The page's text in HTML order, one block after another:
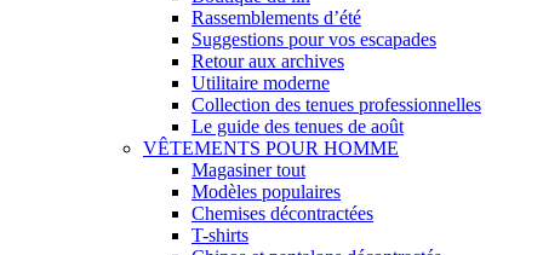
Rassemblements d’été
Suggestions pour vos escapades
Retour aux archives
Utilitaire moderne
Collection des tenues professionnelles
Le guide des tenues de août
VÊTEMENTS POUR HOMME
Magasiner tout
Modèles populaires
Chemises décontractées
T-shirts